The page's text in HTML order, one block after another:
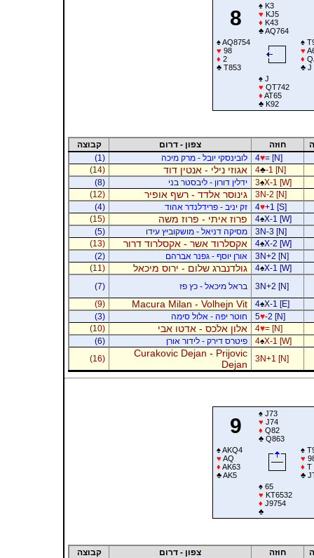
8
♠K3
♥ KJ5
♦ K43
♣AQ764
♠AQ8754
♥ 98
♦ 2
♣T853
♠
♥
♦
♣J
♠J
♥ QT742
♦ AT65
♣K92
חוזה צפון - דרום
קבוצה
4♥= [N] לובינסקי יובל - מרק מיכה
(1)
4♣-1 [N] אגוזי נילי - אנטין דוד
(14)
3♠X-1 [W] ידלין דורון - ליבסטר בני
(8)
3N-2 [N]
גינוסר אלדד - רשף אופיר
(12)
4♥+1 [S] זק יניב - פרידלנדר אהוד
(4)
4♠X-1 [W] פרוז איתי - פרוז משה
(15)
3N-3 [N]
מסיקה דניאל - מושקוביץ עידו
(5)
4♠X-2 [W] אקסלרוד אשר - אקסלרוד דרור
(13)
3N+2 [N]
אורן יוסף - גפנר אברהם
(2)
4♠X-1 [W] גולדנברג שלום - ירוס מיכאל
(11)
3N+2 [N]
בראל מיכאל - כץ פז
(7)
4♠X-1 [E]
Macura Milan - Volhejn Vit
(9)
5♥-2 [N] חוטר יפה - אלול סימה
(3)
4♥= [N] אלון אלכס - אדטו אבי
(10)
4♠X-1 [W] פיטרס דירק - לידור אורן
(6)
3N+1 [N]
Curakovic Dejan - Prijovic
Dejan
(16)
9
♠J73
♥ J74
♦ Q82
♣Q863
♠AKQ4
♥ AQ
♦ AK63
♣AK5
♠
♥
♦ T
♣
♠65
♥ KT6532
♦ J9754
♣
חוזה צפון - דרום
קבוצה